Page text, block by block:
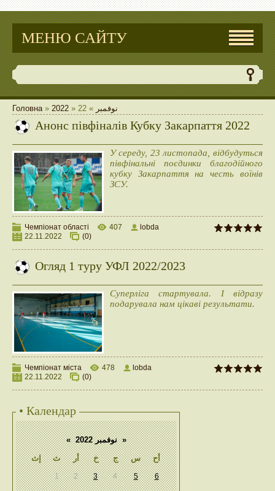
МЕНЮ САЙТУ
Головна» 2022 » نوفمبر »
22
Анонс півфіналів Кубку Закарпаття 2022
У середу, 23 листопада, відбудуться
півфінальні поєдинки благодійного
кубку Закарпаття на честь воїнів
ЗСУ.
Чемпіонат області 407
lobda
22.11.2022
(0)
Огляд 1 туру УФЛ 2022/2023
Суперліга стартувала. І відразу
подарувала нам цікаві результати.
Чемпіонат міста 478
lobda
22.11.2022
(0)
• Календар
« نوفمبر 2022 »
إث
ث أر خ ج س أح
1 2 3 4 5 6